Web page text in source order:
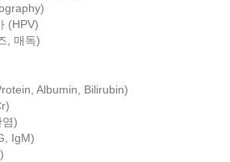
(HPV)
, 매독)
Albumin, Bilirubin)
)
IgM)